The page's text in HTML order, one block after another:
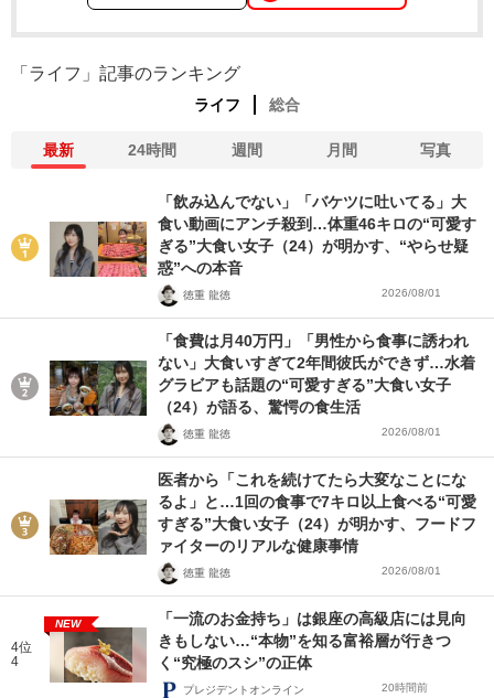
「ライフ」記事のランキング
ライフ 総合
最新 24時間 週間 月間 写真
「飲み込んでない」「バケツに吐いてる」大
食い動画にアンチ殺到…体重46キロの“可愛す
ぎる”大食い女子（24）が明かす、“やらせ疑
惑”への本音
徳重 龍徳 2026/08/01
「食費は月40万円」「男性から食事に誘われ
ない」大食いすぎて2年間彼氏ができず…水着
グラビアも話題の“可愛すぎる”大食い女子
（24）が語る、驚愕の食生活
徳重 龍徳 2026/08/01
医者から「これを続けてたら大変なことにな
るよ」と…1回の食事で7キロ以上食べる“可愛
すぎる”大食い女子（24）が明かす、フードフ
ァイターのリアルな健康事情
徳重 龍徳 2026/08/01
4位
4
NEW
「一流のお金持ち」は銀座の高級店には見向
きもしない…“本物”を知る富裕層が行きつ
く“究極のスシ”の正体
プレジデントオンライン 20時間前